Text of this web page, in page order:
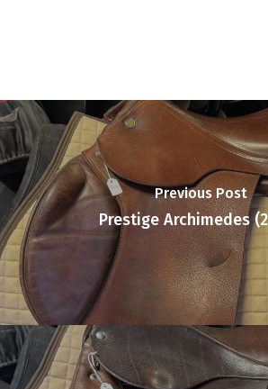
Previous Post
Prestige Archimedes